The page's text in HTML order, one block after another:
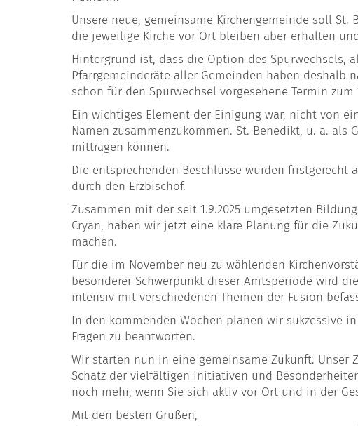
Unsere neue, gemeinsame Kirchengemeinde soll
die jeweilige Kirche vor Ort bleiben aber erhalten
Hintergrund ist, dass die Option des Spurwechsels,
Pfarrgemeinderäte aller Gemeinden haben deshalb
schon für den Spurwechsel vorgesehene Termin zum
Ein wichtiges Element der Einigung war, nicht von
Namen zusammenzukommen. St. Benedikt, u. a.
mittragen können.
Die entsprechenden Beschlüsse wurden
durch den Erzbischof.
Zusammen mit der seit 1.9.2025 umgesetzten
Cryan, haben wir jetzt eine klare Planung für die
machen.
Für die im November neu zu wählenden
besonderer Schwerpunkt dieser Amtsperiode wird
intensiv mit verschiedenen Themen der Fusion
In den kommenden Wochen planen wir sukzessive
Fragen zu beantworten.
Wir starten nun in eine gemeinsame Zukunft.
Schatz der vielfältigen Initiativen und
noch mehr, wenn Sie sich aktiv vor Ort und in der
Mit den besten Grüßen,